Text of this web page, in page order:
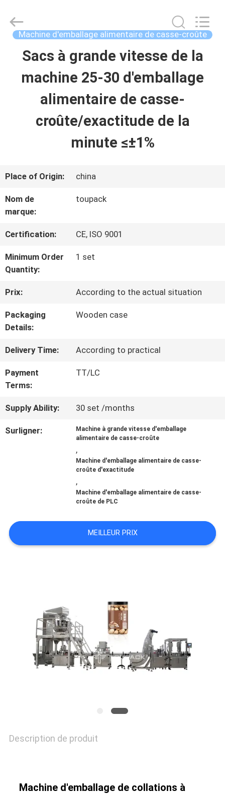
MAISON
PRODUITS
DE
NOUS
VISITE
D'USINE
CONTRÔLE
DE
QUALITÉ
CONTACTEZ-
NOUS
NOUVELLES
UN DEVIS
CONFIDENTIALITÉ
INTELLIGENT
EQUIPMENT
Machine d'emballage alimentaire de casse-croûte
Sacs à grande vitesse de la
machine 25-30 d'emballage
alimentaire de casse-
croûte/exactitude de la
minute ≤±1%
Place of Origin: china
Nom de
marque:
toupack
Certification: CE, ISO 9001
Minimum Order
Quantity:
1 set
Prix: According to the actual situation
Packaging
Details:
Wooden case
Delivery Time: According to practical
Payment
Terms:
TT/LC
Supply Ability: 30 set /months
Surligner:
Machine à grande vitesse d'emballage
alimentaire de casse-croûte
,
Machine d'emballage alimentaire de casse-
croûte d'exactitude
,
Machine d'emballage alimentaire de casse-
croûte de PLC
MEILLEUR PRIX
Description de produit
Machine d'emballage de collations à